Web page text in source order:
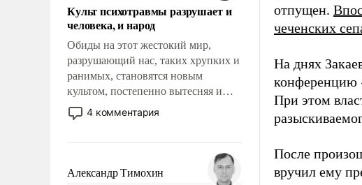
Культ психотравмы разрушает и
человека, и народ
Обиды на этот жестокий мир,
разрушающий нас, таких хрупких и
ранимых, становятся новым
культом, постепенно вытесняя и
отменяя традиционное требование к
человеку – быть мужественным и
на себя ответственность, помогать
слабым, идти вперед и
4 комментария
Александр Тимохин
отпущен.
чеченских
На днях
конференцию
При этом
После
вручил ему